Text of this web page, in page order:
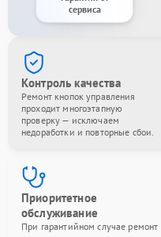
сервиса
Контроль качества
Ремонт кнопок управления
проходит многоэтапную
проверку — исключаем
недоработки и повторные сбои.
Приоритетное
обслуживание
При гарантийном случае ремонт